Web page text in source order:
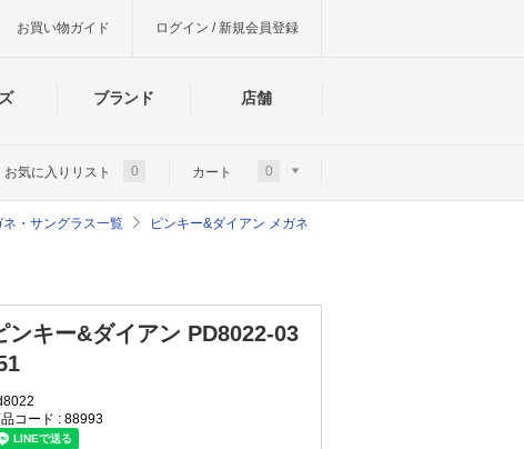
ブランド 店舗
お買い物ガイド ログイン / 新規会員登録
お気に入りリスト 0 カート 0
・サングラス一覧
ピンキー&ダイアン メガネ
ンキー&ダイアン PD8022-03
コード : 88993